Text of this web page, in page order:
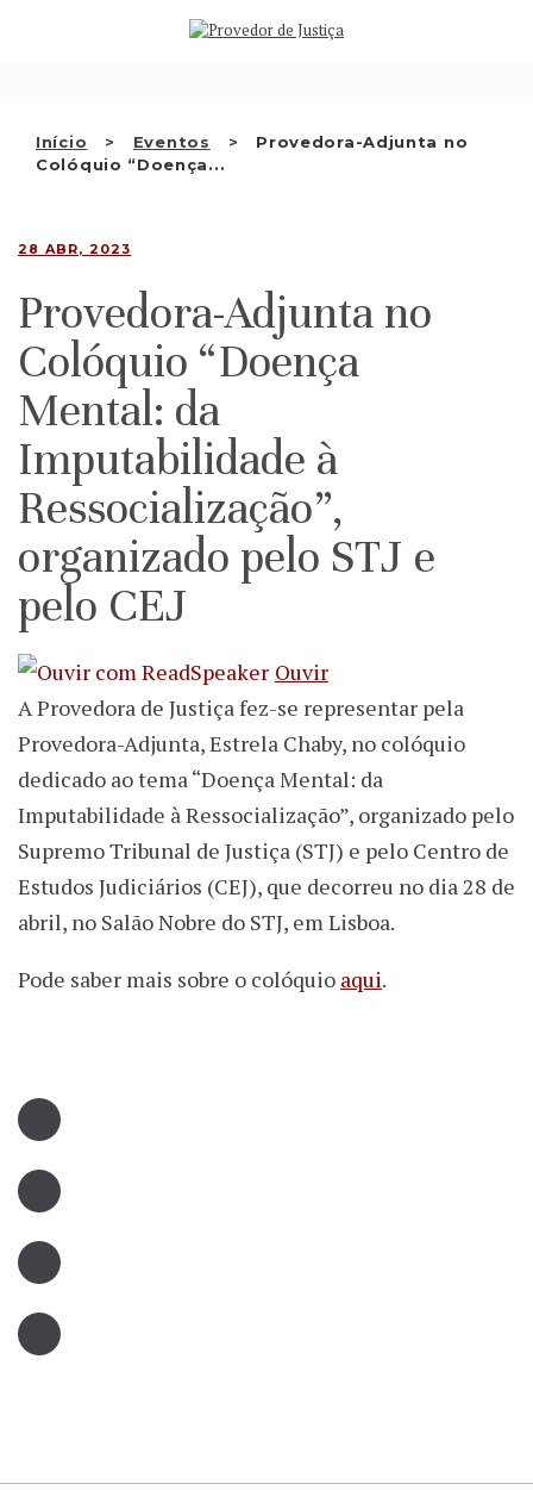
Início Eventos
Provedora-Adjunta no
Colóquio “Doença...
QUEM SOMOS
RECOMENDAÇÕES E OUTRAS
DECISÕES
PT
28 ABR, 2023
Provedora-Adjunta no
Colóquio “Doença
Mental: da
Imputabilidade à
Ressocialização”,
organizado pelo STJ e
pelo CEJ
Ouvir
A Provedora de Justiça fez-se representar pela
Provedora-Adjunta, Estrela Chaby, no colóquio
dedicado ao tema “Doença Mental: da
Imputabilidade à Ressocialização”, organizado pelo
Supremo Tribunal de Justiça (STJ) e pelo Centro de
Estudos Judiciários (CEJ), que decorreu no dia 28 de
abril, no Salão Nobre do STJ, em Lisboa.
Pode saber mais sobre o colóquio aqui.